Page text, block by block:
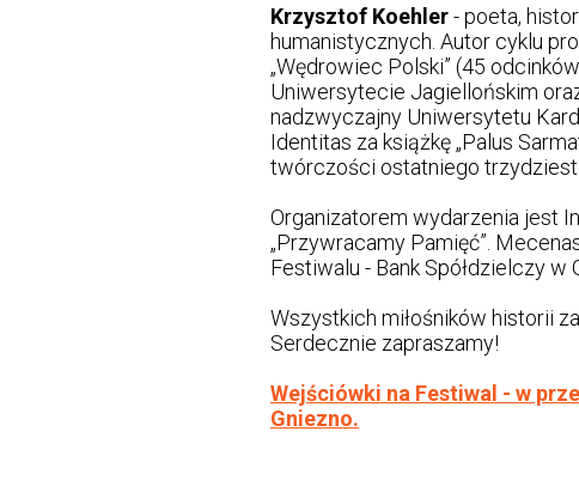
Krzysztof Koehler- poeta,
humanistycznych. Autor cyklu
„Wędrowiec Polski” (45
Uniwersytecie Jagiellońskim
nadzwyczajny Uniwersytetu
Identitas za książkę „Palus
twórczości ostatniego
Organizatorem wydarzenia jest
„Przywracamy Pamięć”.
Festiwalu - Bank Spółdzielczy
Wszystkich miłośników historii
Serdecznie zapraszamy!
Wejściówki na Festiwal - w
Gniezno.